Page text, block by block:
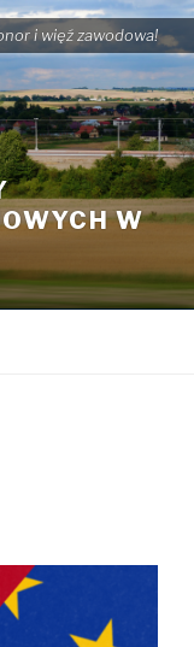
i więź zawodowa!
W